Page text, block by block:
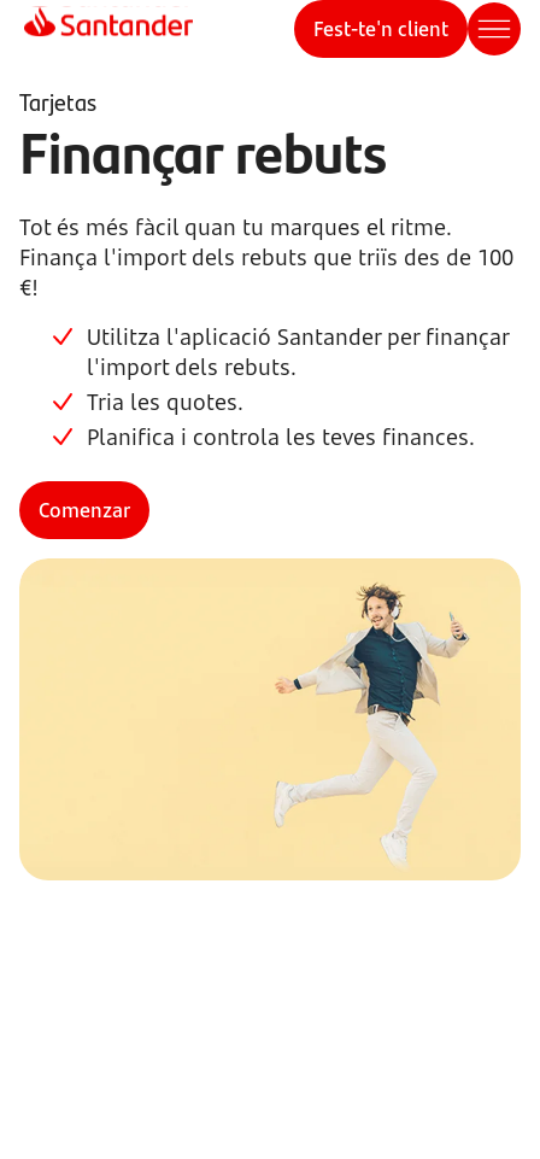
Fest-te'n client
Tarjetas
Finançar rebuts
Tot és més fàcil quan tu marques el ritme.
Finança l'import dels rebuts que triïs des de 100
€!
Utilitza l'aplicació Santander per finançar
l'import dels rebuts.
Tria les quotes.
Planifica i controla les teves finances.
Comenzar